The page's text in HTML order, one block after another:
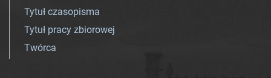
Tytuł czasopisma
Tytuł pracy zbiorowej
Twórca